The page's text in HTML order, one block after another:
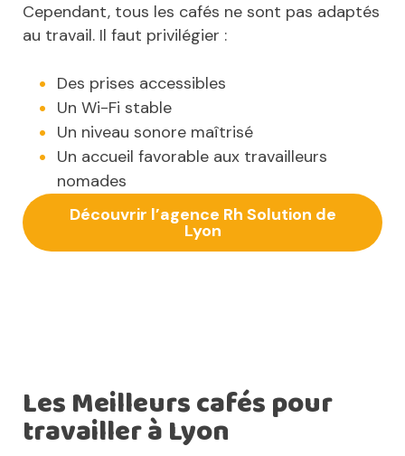
Cependant, tous les cafés ne sont pas adaptés
au travail. Il faut privilégier :
Des prises accessibles
Un Wi-Fi stable
Un niveau sonore maîtrisé
Un accueil favorable aux travailleurs
nomades
Découvrir l’agence Rh Solution de
Lyon
Les Meilleurs cafés pour
travailler à Lyon